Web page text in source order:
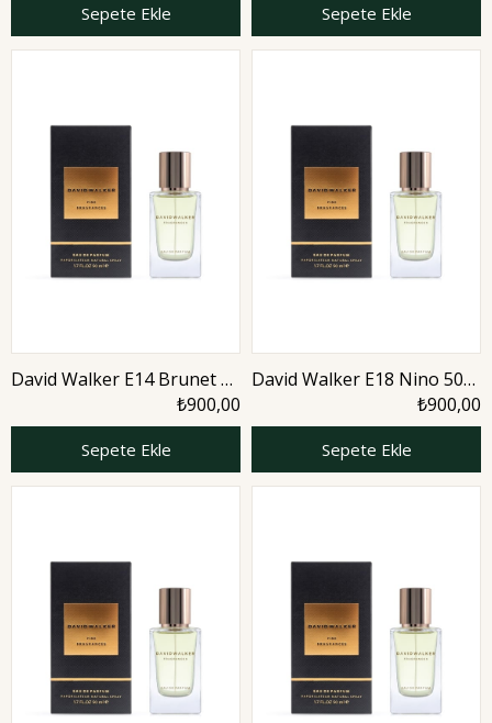
Sepete Ekle Sepete Ekle
David Walker E14 Brunet 50
ml Erkek Parfüm | Aromatic
₺900,00
Sepete Ekle
David Walker E18 Nino 50
ml Erkek Parfüm | Nature
₺900,00
Sepete Ekle